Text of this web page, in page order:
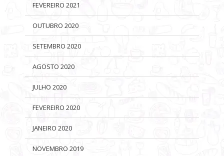
FEVEREIRO 2021
OUTUBRO 2020
SETEMBRO 2020
AGOSTO 2020
JULHO 2020
FEVEREIRO 2020
JANEIRO 2020
NOVEMBRO 2019